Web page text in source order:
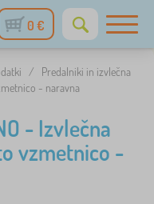
0 €
/
Predalniki in izvlečna
- naravna
- Izvlečna
vzmetnico -